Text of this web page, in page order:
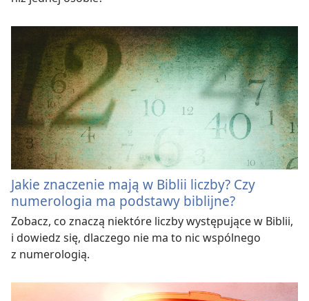
Jakie znaczenie mają w Biblii liczby? Czy
numerologia ma podstawy biblijne?
Zobacz, co znaczą niektóre liczby występujące w Biblii,
i dowiedz się, dlaczego nie ma to nic wspólnego
z numerologią.